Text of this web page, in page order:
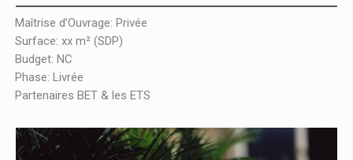
Maîtrise d’Ouvrage: Privée
Surface: xx m² (SDP)
Budget: NC
Phase: Livrée
Partenaires BET & les ETS